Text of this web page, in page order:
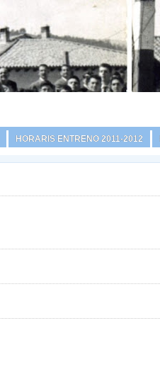
HORARIS ENTRENO 2011-2012